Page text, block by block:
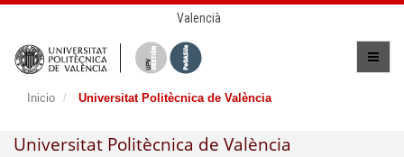
Valencià
Inicio Universitat Politècnica de València
Universitat Politècnica de València